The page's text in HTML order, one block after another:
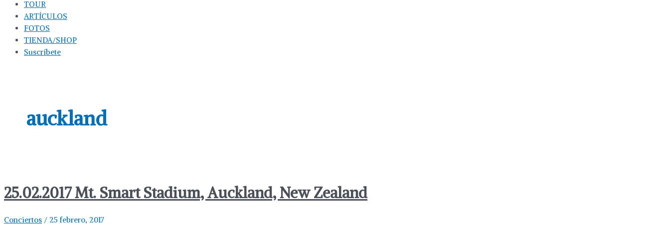
TOUR
ARTÍCULOS
FOTOS
TIENDA/SHOP
Suscríbete
auckland
25.02.2017 Mt. Smart Stadium, Auckland, New Zealand
Conciertos / 25 febrero, 2017